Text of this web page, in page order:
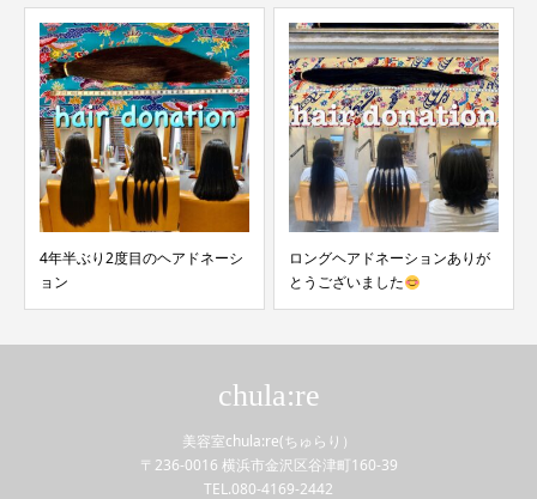
4年半ぶり2度目のヘアドネーシ
ョン
ロングヘアドネーションありが
とうございました
chula:re
美容室chula:re(ちゅらり）
〒236-0016 横浜市金沢区谷津町160-39
TEL.080-4169-2442